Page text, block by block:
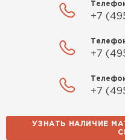
+7
+7
+7
УЗНАТЬ НАЛИЧИЕ